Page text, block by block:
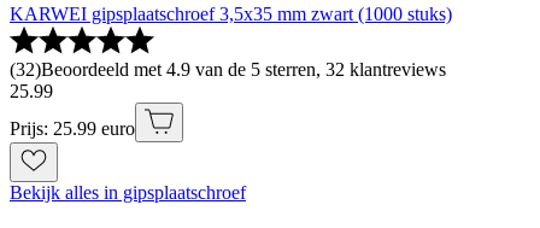
KARWEI gipsplaatschroef 3,5x35 mm zwart (1000 stuks)
(32)Beoordeeld met 4.9 van de 5 sterren, 32 klantreviews
25.99
Prijs: 25.99 euro
Bekijk alles in gipsplaatschroef